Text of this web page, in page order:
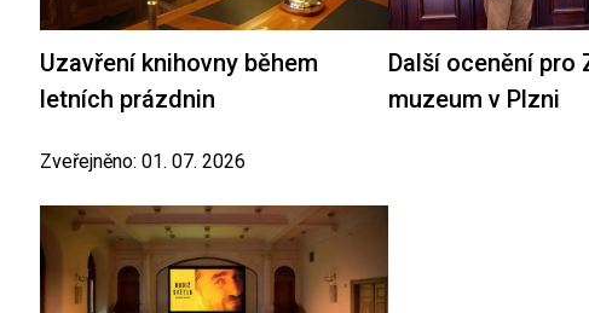
Uzavření knihovny během
letních prázdnin
Zveřejněno: 01. 07. 2026
Další ocenění pro
muzeum v Plzni